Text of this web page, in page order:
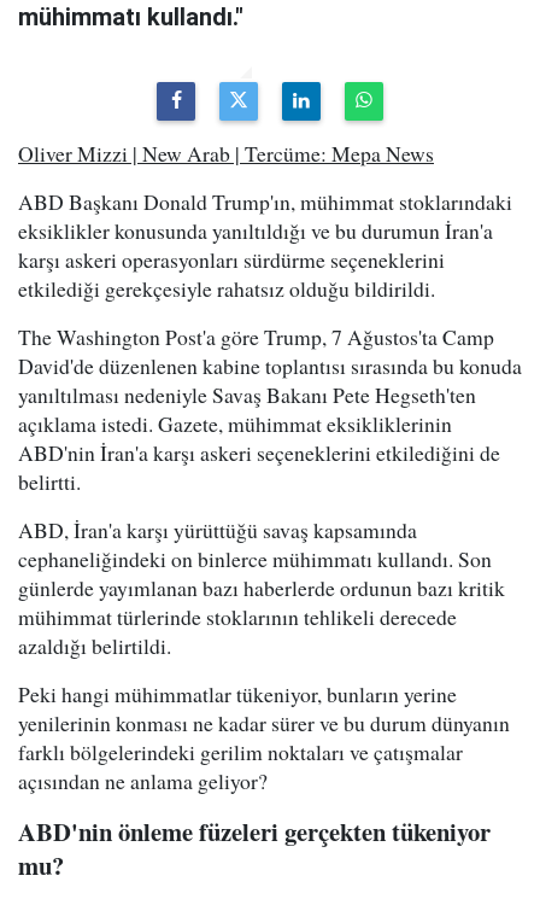
mühimmatı kullandı."
Oliver Mizzi | New Arab | Tercüme: Mepa News
ABD Başkanı Donald Trump'ın, mühimmat stoklarındaki
eksiklikler konusunda yanıltıldığı ve bu durumun İran'a
karşı askeri operasyonları sürdürme seçeneklerini
etkilediği gerekçesiyle rahatsız olduğu bildirildi.
The Washington Post'a göre Trump, 7 Ağustos'ta Camp
David'de düzenlenen kabine toplantısı sırasında bu konuda
yanıltılması nedeniyle Savaş Bakanı Pete Hegseth'ten
açıklama istedi. Gazete, mühimmat eksikliklerinin
ABD'nin İran'a karşı askeri seçeneklerini etkilediğini de
belirtti.
ABD, İran'a karşı yürüttüğü savaş kapsamında
cephaneliğindeki on binlerce mühimmatı kullandı. Son
günlerde yayımlanan bazı haberlerde ordunun bazı kritik
mühimmat türlerinde stoklarının tehlikeli derecede
azaldığı belirtildi.
Peki hangi mühimmatlar tükeniyor, bunların yerine
yenilerinin konması ne kadar sürer ve bu durum dünyanın
farklı bölgelerindeki gerilim noktaları ve çatışmalar
açısından ne anlama geliyor?
ABD'nin önleme füzeleri gerçekten tükeniyor
mu?